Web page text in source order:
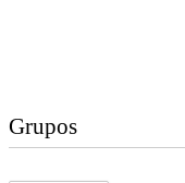
Grupos